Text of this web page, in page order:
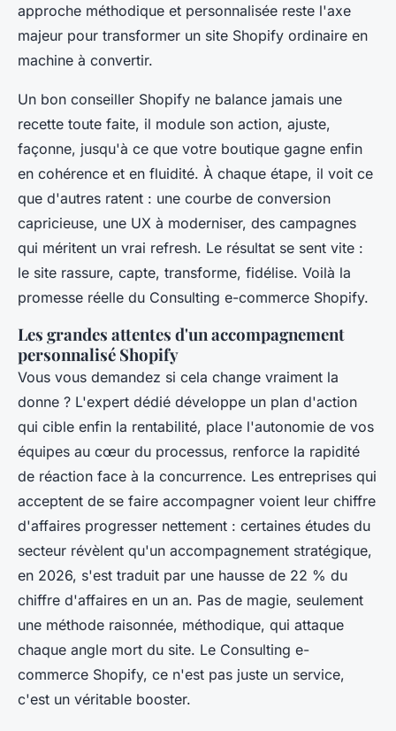
approche méthodique et personnalisée reste l'axe
majeur pour transformer un site Shopify ordinaire en
machine à convertir.
Un bon conseiller Shopify ne balance jamais une
recette toute faite, il module son action, ajuste,
façonne, jusqu'à ce que votre boutique gagne enfin
en cohérence et en fluidité. À chaque étape, il voit ce
que d'autres ratent : une courbe de conversion
capricieuse, une UX à moderniser, des campagnes
qui méritent un vrai refresh. Le résultat se sent vite :
le site rassure, capte, transforme, fidélise. Voilà la
promesse réelle du Consulting e-commerce Shopify.
Les grandes attentes d'un accompagnement
personnalisé Shopify
Vous vous demandez si cela change vraiment la
donne ? L'expert dédié développe un plan d'action
qui cible enfin la rentabilité, place l'autonomie de vos
équipes au cœur du processus, renforce la rapidité
de réaction face à la concurrence. Les entreprises qui
acceptent de se faire accompagner voient leur chiffre
d'affaires progresser nettement : certaines études du
secteur révèlent qu'un accompagnement stratégique,
en 2026, s'est traduit par une hausse de 22 % du
chiffre d'affaires en un an. Pas de magie, seulement
une méthode raisonnée, méthodique, qui attaque
chaque angle mort du site. Le Consulting e-
commerce Shopify, ce n'est pas juste un service,
c'est un véritable booster.